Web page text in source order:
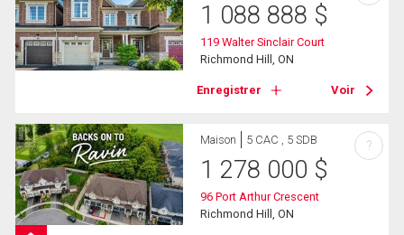
1 088 888 $
119 Walter Sinclair Court
Richmond Hill, ON
Enregistrer Voir
Maison 5 CAC , 5 SDB
1 278 000 $
96 Port Arthur Crescent
Richmond Hill, ON
?